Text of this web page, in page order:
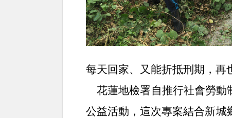
每天回家、又能折抵刑期，再
花蓮地檢署自推行社會勞動
公益活動，這次專案結合新城